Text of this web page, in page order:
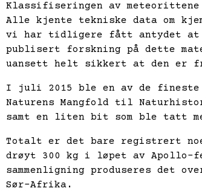
Klassifiseringen av
Alle kjente tekniske data om
vi har tidligere fått antydet at
publisert forskning på dette
uansett helt sikkert at den er
I juli 2015 ble en av de fineste
Naturens Mangfold til
samt en liten bit som ble tatt
Totalt er det bare registrert
drøyt 300 kg i løpet av Apollo-
sammenligning produseres det
Sør-Afrika.